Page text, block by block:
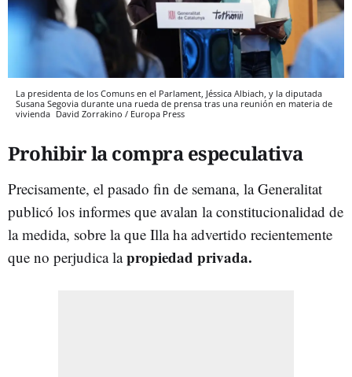
La presidenta de los Comuns en el Parlament, Jéssica Albiach, y la diputada
Susana Segovia durante una rueda de prensa tras una reunión en materia de
vivienda David Zorrakino / Europa Press
Prohibir la compra especulativa
Precisamente, el pasado fin de semana, la Generalitat
publicó los informes que avalan la constitucionalidad de
la medida, sobre la que Illa ha advertido recientemente
que no perjudica lapropiedad privada.